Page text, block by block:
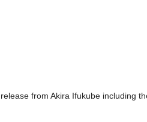
from Akira Ifukube including